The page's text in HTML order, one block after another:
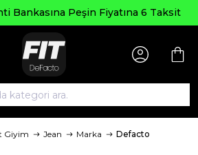
Bankasına Peşin Fiyatına 6 Taksit
Giyim Jean Marka Defacto